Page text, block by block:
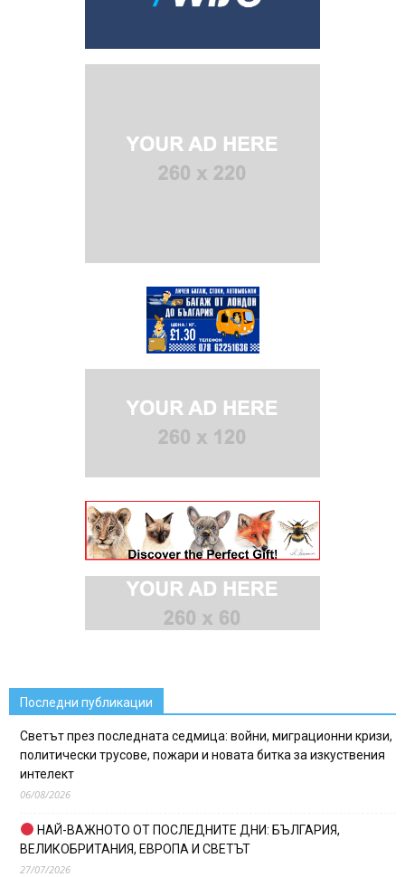
Последни публикации
Светът през последната седмица: войни, миграционни кризи,
политически трусове, пожари и новата битка за изкуствения
интелект
06/08/2026
НАЙ-ВАЖНОТО ОТ ПОСЛЕДНИТЕ ДНИ: БЪЛГАРИЯ,
ВЕЛИКОБРИТАНИЯ, ЕВРОПА И СВЕТЪТ
27/07/2026